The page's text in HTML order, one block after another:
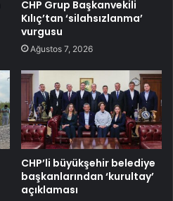
CHP Grup Başkanvekili
Kılıç’tan ‘silahsızlanma’
vurgusu
Ağustos 7, 2026
CHP’li büyükşehir belediye
başkanlarından ‘kurultay’
açıklaması